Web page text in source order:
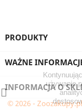
PRODUKTY
WAŻNE
INFORMACJA O
używanie
© 2026 -